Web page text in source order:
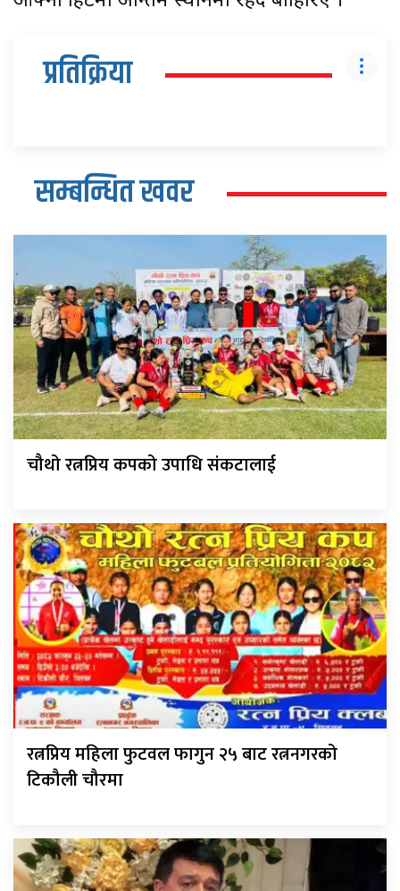
प्रतिक्रिया
सम्बन्धित खवर
चौथो रत्नप्रिय कपको उपाधि संकटालाई
रत्नप्रिय महिला फुटवल फागुन २५ बाट रत्ननगरको
टिकौली चौरमा